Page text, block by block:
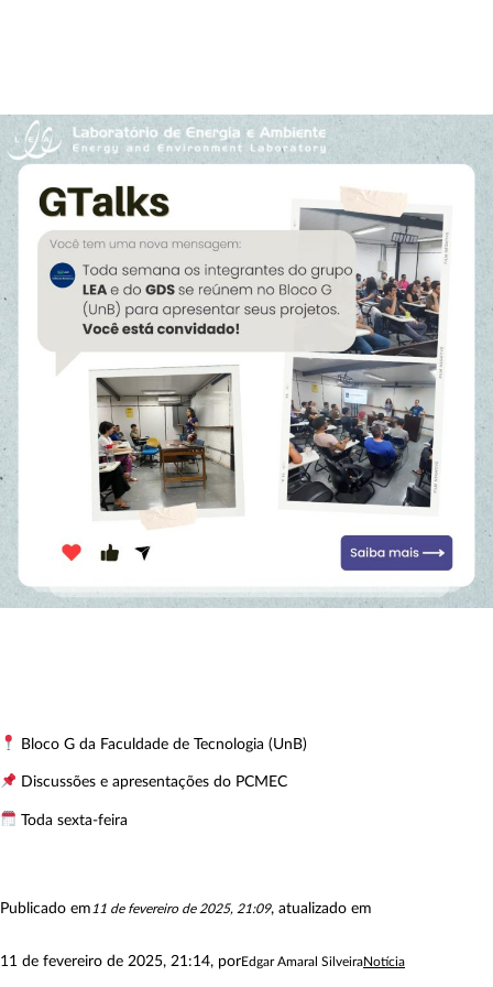
Bloco G da Faculdade de Tecnologia (UnB)
Discussões e apresentações do PCMEC
Toda sexta-feira
Publicado em 11 de fevereiro de 2025, 21:09, atualizado em
11 de fevereiro de 2025, 21:14, porEdgar Amaral SilveiraNotícia